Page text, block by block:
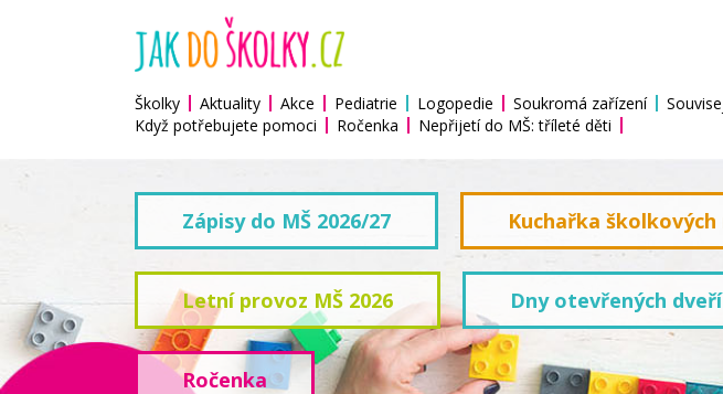
Školky Aktuality Akce Pediatrie Logopedie Soukromá zařízení
Když potřebujete pomoci
Ročenka Nepřijetí do MŠ: tříleté děti
Zápisy do MŠ 2026/27 Kuchařka
Letní provoz MŠ 2026 Dny otevřených dveří
Ročenka